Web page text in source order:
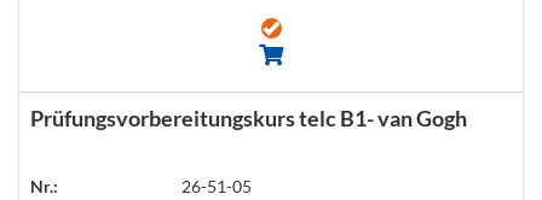
Prüfungsvorbereitungskurs telc B1- van Gogh
Nr.: 26-51-05